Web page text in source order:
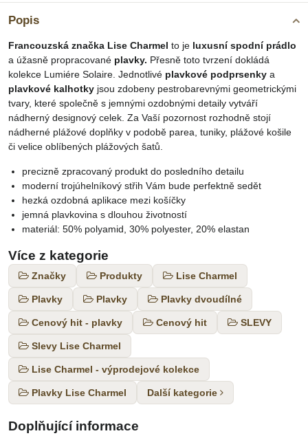
Popis
Francouzská značka Lise Charmel to je luxusní spodní prádlo
a úžasně propracované plavky. Přesně toto tvrzení dokládá
kolekce Lumiére Solaire. Jednotlivé plavkové podprsenky a
plavkové kalhotky jsou zdobeny pestrobarevnými geometrickými
tvary, které společně s jemnými ozdobnými detaily vytváří
nádherný designový celek. Za Vaší pozornost rozhodně stojí
nádherné plážové doplňky v podobě parea, tuniky, plážové košile
či velice oblíbených plážových šatů.
precizně zpracovaný produkt do posledního detailu
moderní trojúhelníkový střih Vám bude perfektně sedět
hezká ozdobná aplikace mezi košíčky
jemná plavkovina s dlouhou životností
materiál: 50% polyamid, 30% polyester, 20% elastan
Více z kategorie
Značky Produkty Lise Charmel
Plavky Plavky Plavky dvoudílné
Cenový hit - plavky Cenový hit SLEVY
Slevy Lise Charmel
Lise Charmel - výprodejové kolekce
Plavky Lise Charmel Další kategorie
Doplňující informace